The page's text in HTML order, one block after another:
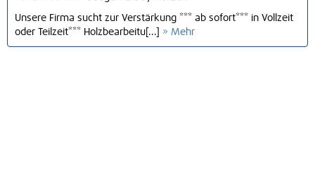
Unsere Firma sucht zur Verstärkung *** ab sofort*** in Vollzeit
oder Teilzeit*** Holzbearbeitu[...]
» Mehr